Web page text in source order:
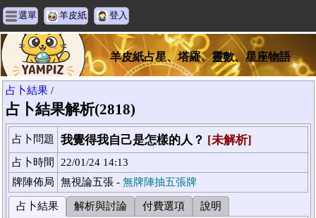
選單 羊皮紙 登入
羊皮紙占星、塔羅、靈數、星座物語
占卜結果 /
占卜結果解析(2818)
占卜問題 我覺得我自己是怎樣的人？ [未解析]
占卜時間
22/01/24 14:13
牌陣佈局
無視論五張 - 無牌陣抽五張牌
占卜結果 解析與討論 付費選項 說明